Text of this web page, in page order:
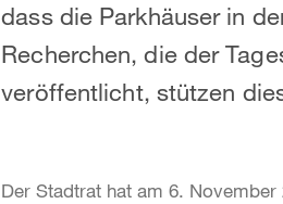
dass die Parkhäuser in
Recherchen, die der
veröffentlicht, stützen
Der Stadtrat hat am 6.